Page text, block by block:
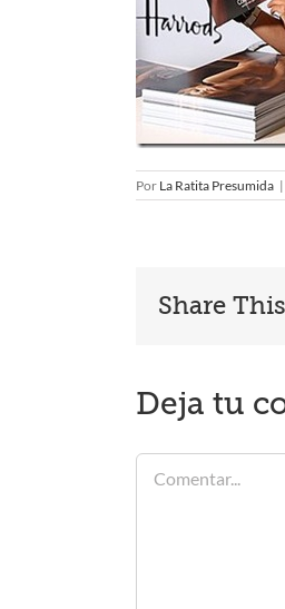
Por La Ratita Presumida |
Share
Deja tu
Comentar